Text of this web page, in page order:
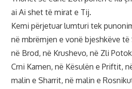
ai Ai shet të mirat e Tij.
Kemi përjetuar lumturi tek
në mbrëmjen e vonë bjeshkëve të
në Brod, në Krushevo, në Zli
Crni Kamen, në Kësulën e Priftit,
malin e Sharrit, në malin e